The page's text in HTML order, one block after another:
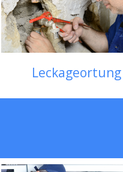
Leckageortung